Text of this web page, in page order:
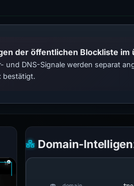
der öffentlichen Blockliste im
DNS-Signale werden separat
bestätigt.
Domain-